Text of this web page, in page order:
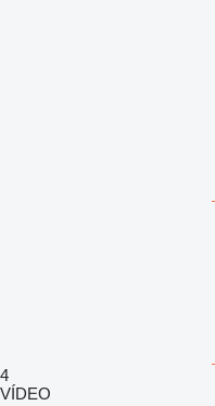
4
VÍDEO